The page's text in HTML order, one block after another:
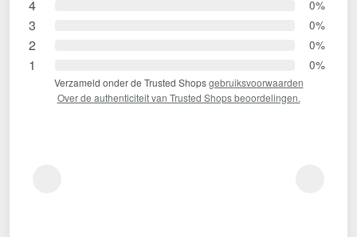
4 0%
3 0%
2 0%
1 0%
Verzameld onder de Trusted Shopsgebruiksvoorwaarden
Over de authenticiteit van Trusted Shops beoordelingen.